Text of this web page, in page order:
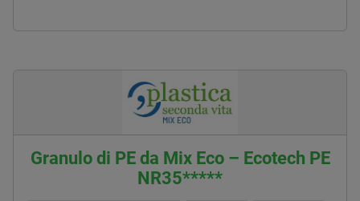
Granulo di PE da Mix Eco – Ecotech PE
NR35*****